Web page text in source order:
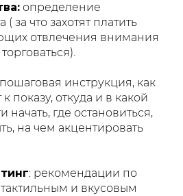
определение
за что захотят платить
отвлечения внимания
пошаговая инструкция, как
показу, откуда и в какой
начать, где остановиться,
на чем акцентировать
: рекомендации по
тактильным и вкусовым